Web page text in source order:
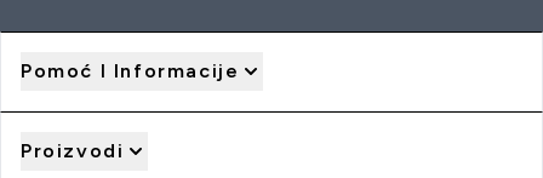
Pomoć I Informacije
Proizvodi